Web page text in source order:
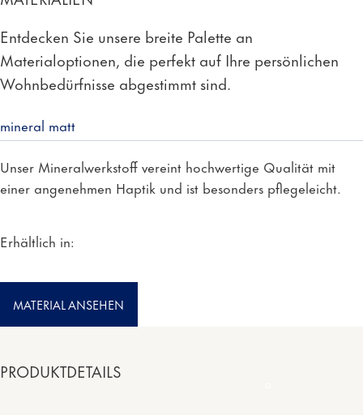
Entdecken Sie unsere breite Palette an
Materialoptionen, die perfekt auf Ihre persönlichen
Wohnbedürfnisse abgestimmt sind.
mineral matt
Unser Mineralwerkstoff vereint hochwertige Qualität mit
einer angenehmen Haptik und ist besonders pflegeleicht.
Erhältlich in:
MATERIAL ANSEHEN
PRODUKTDETAILS